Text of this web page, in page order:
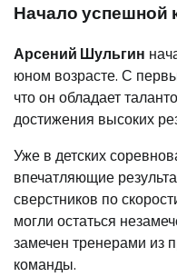
Начало успешной
Арсений Шульгин
юном возрасте. С
что он обладает
достижения высоких
Уже в детских
впечатляющие
сверстников по
могли остаться
замечен тренерами из
команды.